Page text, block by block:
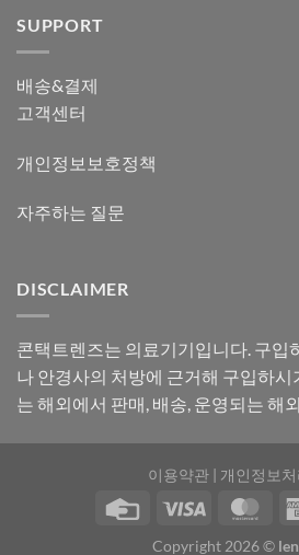
SUPPORT
배송&결제
고객센터
개인정보보호정책
자주하는 질문
DISCLAIMER
콘택트렌즈는 의료기기입니다. 구입
나 안경사의 처방에 근거해 구입하시
는 해외에서 판매, 배송, 운영되는 해
이용약관 | 개인정보
Copyright 2026 ©